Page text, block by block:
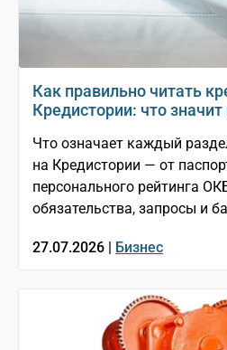
Как правильно читать
Кредистории: что
Что означает каждый
на Кредистории — от
персонального рейтинга
обязательства, запросы и
27.07.2026 | Бизнес